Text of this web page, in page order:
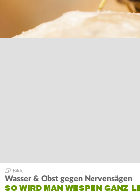
Wasser & Obst gegen Nervensägen
SO WIRD MAN WESPEN GANZ